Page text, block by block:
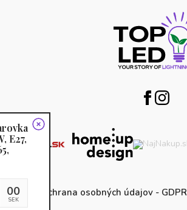
E27,
00
SEK
a platba Ochrana osobných údajov - GDPR